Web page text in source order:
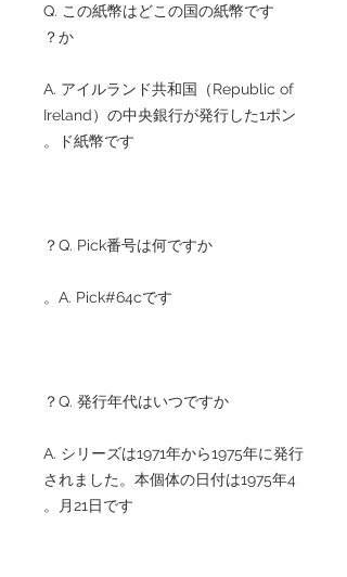
Q. この紙幣はどこの国の紙幣です
か？
A. アイルランド共和国（Republic of
Ireland）の中央銀行が発行した1ポン
ド紙幣です。
Q. Pick番号は何ですか？
A. Pick#64cです。
Q. 発行年代はいつですか？
A. シリーズは1971年から1975年に発行
されました。本個体の日付は1975年4
月21日です。